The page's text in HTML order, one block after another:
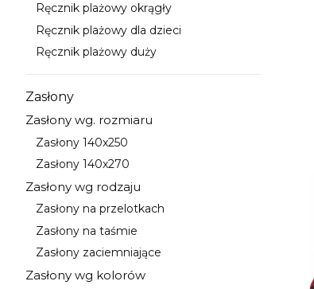
Kategoria - Ręcznik plażowy okrągły
Ręcznik plażowy okrągły
Kategoria - Ręcznik plażowy dla dzieci
Ręcznik plażowy dla dzieci
Kategoria - Ręcznik plażowy duży
Ręcznik plażowy duży
Kategoria - Zasłony
Zasłony
Kategoria - Zasłony wg. rozmiaru
Zasłony wg. rozmiaru
Kategoria - Zasłony 140x250
Zasłony 140x250
Kategoria - Zasłony 140x270
Zasłony 140x270
Kategoria - Zasłony wg rodzaju
Zasłony wg rodzaju
Kategoria - Zasłony na przelotkach
Zasłony na przelotkach
Kategoria - Zasłony na taśmie
Zasłony na taśmie
Kategoria - Zasłony zaciemniające
Zasłony zaciemniające
Kategoria - Zasłony wg kolorów
Zasłony wg kolorów